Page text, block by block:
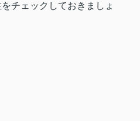
チェックしておきましょ